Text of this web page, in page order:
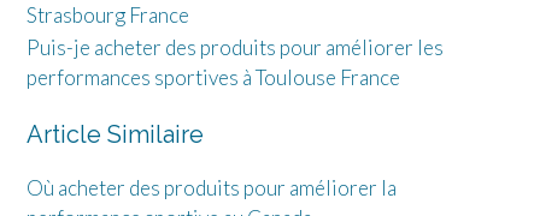
Strasbourg France
Puis-je acheter des produits pour améliorer les
performances sportives à Toulouse France
Article Similaire
Où acheter des produits pour améliorer la